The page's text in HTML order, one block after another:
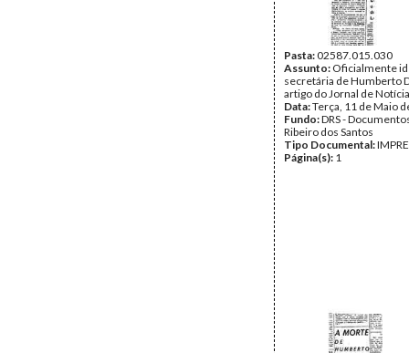
Pasta:02587.015.030
Assunto: Oficialmente
secretária de Humberto
artigo do Jornal de
Data:Terça, 11 de Maio
Fundo:DRS -
Ribeiro dos Santos
Tipo Documental:
Página(s): 1